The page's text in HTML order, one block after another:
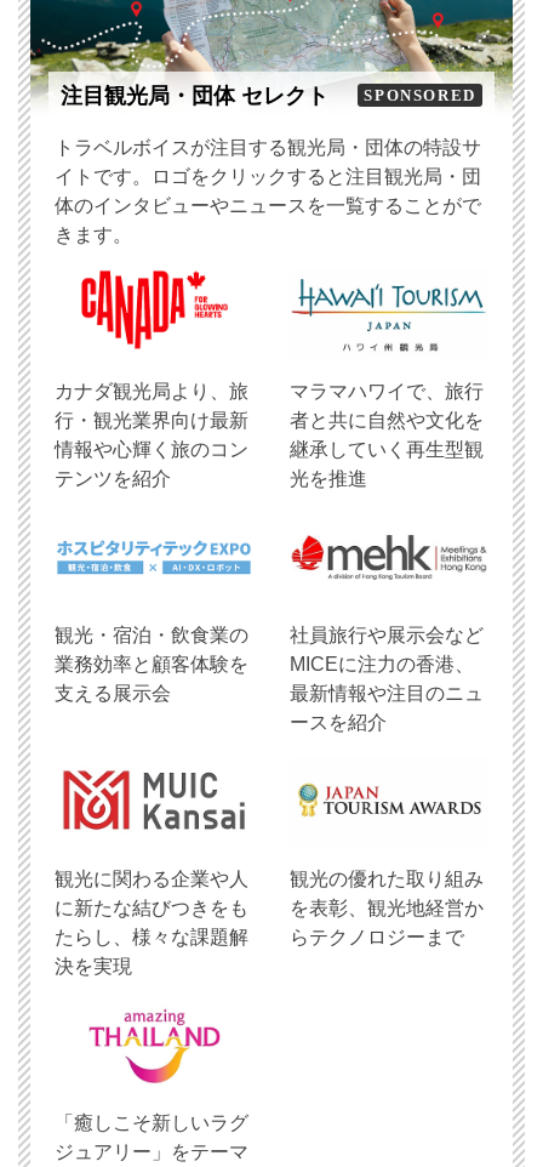
注目観光局・団体 セレクト SPONSORED
トラベルボイスが注目する観光局・団体の特設サ
イトです。ロゴをクリックすると注目観光局・団
体のインタビューやニュースを一覧することがで
きます。
​カナダ観光局より、旅
行・観光業界向け最新
情報や心輝く旅のコン
テンツを紹介
マラマハワイで、旅行
者と共に自然や文化を
継承していく再生型観
光を推進
観光・宿泊・飲食業の
業務効率と顧客体験を
支える展示会
社員旅行や展示会など
MICEに注力の香港、
最新情報や注目のニュ
ースを紹介
観光に関わる企業や人
に新たな結びつきをも
たらし、様々な課題解
決を実現
観光の優れた取り組み
を表彰、観光地経営か
らテクノロジーまで
「癒しこそ新しいラグ
ジュアリー」をテーマ